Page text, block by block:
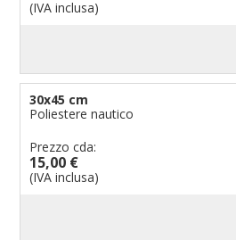
pennoni per bandiere
(IVA inclusa)
30x45 cm
Poliestere nautico
Prezzo cda:
15,00 €
(IVA inclusa)